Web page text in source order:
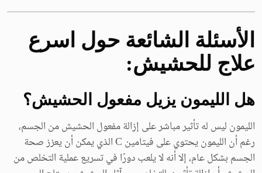
الأسئلة الشائعة حول اسرع
علاج للحشيش:
هل الليمون يزيل مفعول الحشيش؟
الليمون ليس له تأثير مباشر على إزالة مفعول الحشيش من الجسم،
رغم أن الليمون يحتوي على فيتامين C الذي يمكن أن يعزز صحة
الجسم بشكل عام، إلا أنه لا يلعب دورًا في تسريع عملية التخلص من